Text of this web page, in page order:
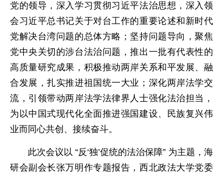
党的领导，深入学习贯彻习近平法治思想，深入领
会习近平总书记关于对台工作的重要论述和新时代
党解决台湾问题的总体方略；坚持问题导向，聚焦
党中央关切的涉台法治问题，推出一批有代表性的
高质量研究成果，积极推动两岸关系和平发展、融
合发展，扎实推进祖国统一大业；深化两岸法学交
流，引领带动两岸法学法律界人士强化法治担当，
为以中国式现代化全面推进强国建设、民族复兴伟
业而同心共创、接续奋斗。
此次会议以 “反‘独’促统的法治保障” 为主题，海
研会副会长张万明作专题报告，西北政法大学党委